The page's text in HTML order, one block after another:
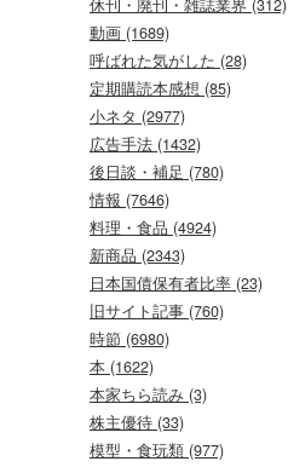
休刊・廃刊・雑誌業界 (312)
動画 (1689)
呼ばれた気がした (28)
定期購読本感想 (85)
小ネタ (2977)
広告手法 (1432)
後日談・補足 (780)
情報 (7646)
料理・食品 (4924)
新商品 (2343)
日本国債保有者比率 (23)
旧サイト記事 (760)
時節 (6980)
本 (1622)
本家ちら読み (3)
株主優待 (33)
模型・食玩類 (977)